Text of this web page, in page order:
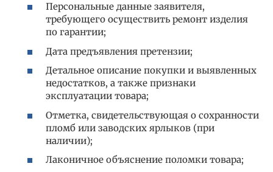
Персональные данные заявителя,
требующего осуществить ремонт изделия
по гарантии;
Дата предъявления претензии;
Детальное описание покупки и выявленных
недостатков, а также признаки
эксплуатации товара;
Отметка, свидетельствующая о сохранности
пломб или заводских ярлыков (при
наличии);
Лаконичное объяснение поломки товара;